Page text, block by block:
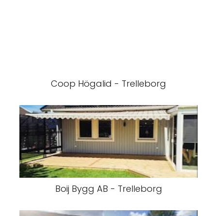
Coop Högalid - Trelleborg
Boij Bygg AB - Trelleborg